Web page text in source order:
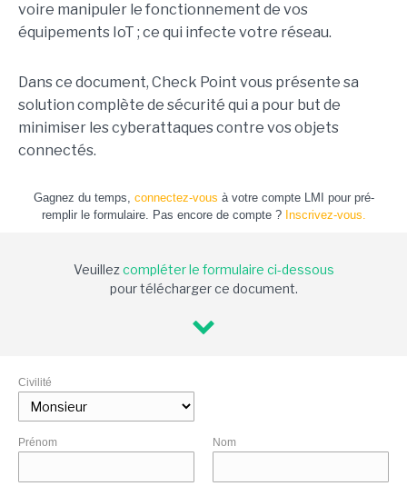
voire manipuler le fonctionnement de vos
équipements IoT ; ce qui infecte votre réseau.
Dans ce document, Check Point vous présente sa
solution complète de sécurité qui a pour but de
minimiser les cyberattaques contre vos objets
connectés.
Gagnez du temps, connectez-vous à votre compte LMI pour pré-
remplir le formulaire. Pas encore de compte ? Inscrivez-vous.
Veuillezcompléter le formulaire ci-dessous
pour télécharger ce document.
Civilité
Prénom Nom